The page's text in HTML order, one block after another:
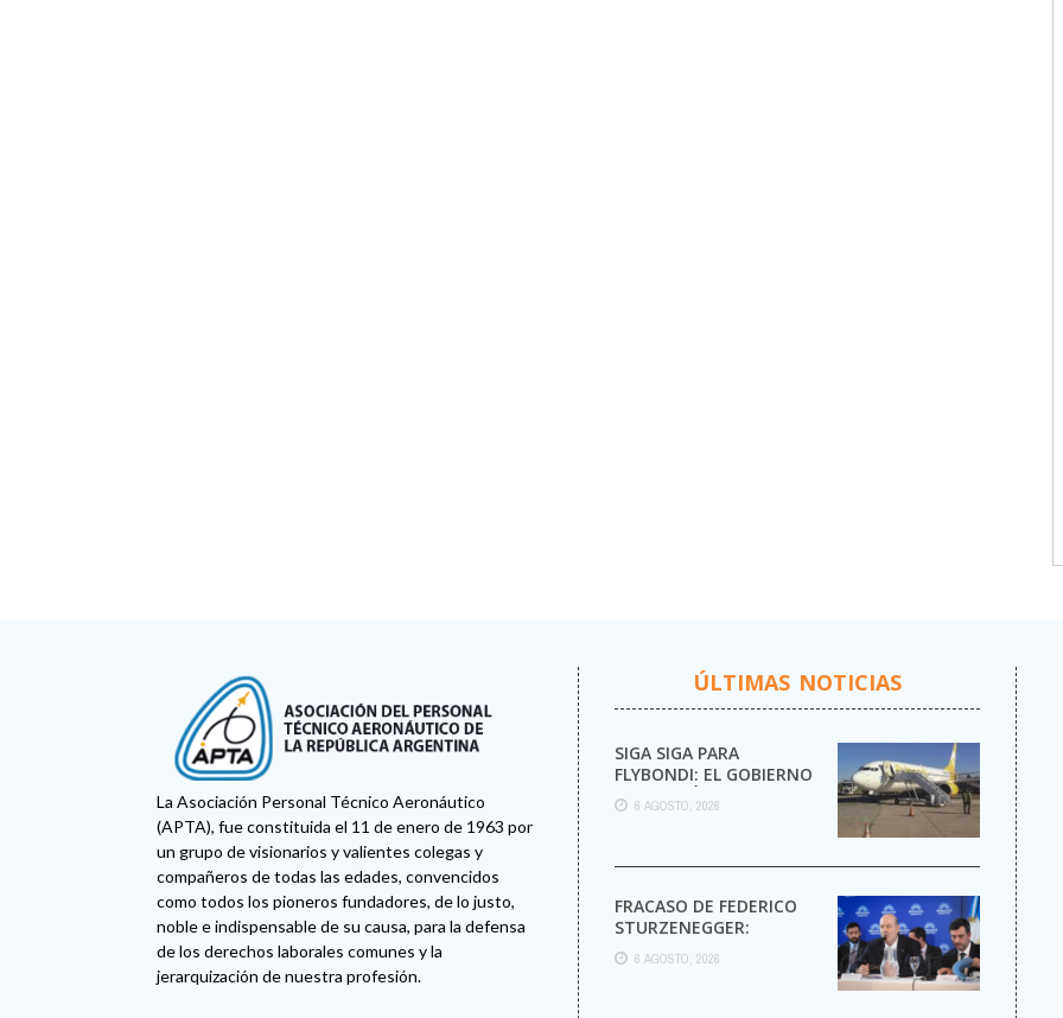
La Asociación Personal Técnico Aeronáutico
(APTA), fue constituida el 11 de enero de 1963 por
un grupo de visionarios y valientes colegas y
compañeros de todas las edades, convencidos
como todos los pioneros fundadores, de lo justo,
noble e indispensable de su causa, para la defensa
de los derechos laborales comunes y la
jerarquización de nuestra profesión.
ÚLTIMAS NOTICIAS
SIGA SIGA PARA
FLYBONDI: EL GOBIERNO
AUTORIZÓ LA VENTA DE
MÁS PASAJES
6 AGOSTO, 2026
FRACASO DE FEDERICO
STURZENEGGER:
6 AGOSTO, 2026